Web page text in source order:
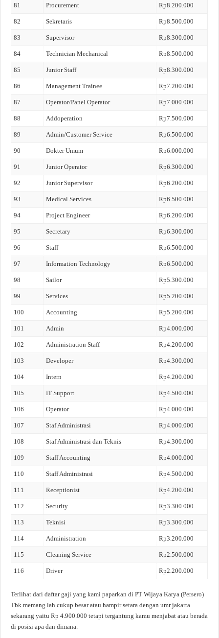
81 Procurement Rp8.200.000
82 Sekretaris Rp8.500.000
83 Supervisor Rp8.300.000
84 Technician Mechanical Rp8.500.000
85 Junior Staff Rp8.300.000
86 Management Trainee Rp7.200.000
87 Operator/Panel Operator Rp7.000.000
88 Addoperation Rp7.500.000
89 Admin/Customer Service Rp6.500.000
90 Dokter Umum Rp6.000.000
91 Junior Operator Rp6.300.000
92 Junior Supervisor Rp6.200.000
93 Medical Services Rp6.500.000
94 Project Engineer Rp6.200.000
95 Secretary Rp6.300.000
96 Staff Rp6.500.000
97 Information Technology Rp6.500.000
98 Sailor Rp5.300.000
99 Services Rp5.200.000
100 Accounting Rp5.200.000
101 Admin Rp4.000.000
102 Administration Staff Rp4.200.000
103 Developer Rp4.300.000
104 Intern Rp4.200.000
105 IT Support Rp4.500.000
106 Operator Rp4.000.000
107 Staf Administrasi Rp4.000.000
108 Staf Administrasi dan Teknis Rp4.300.000
109 Staff Accounting Rp4.000.000
110 Staff Administrasi Rp4.500.000
111 Receptionist Rp4.200.000
112 Security Rp3.300.000
113 Teknisi Rp3.300.000
114 Administration Rp3.200.000
115 Cleaning Service Rp2.500.000
116 Driver Rp2.200.000
Terlihat dari daftar gaji yang kami paparkan di PT Wijaya Karya (Persero)
Tbk memang lah cukup besar atau hampir setara dengan umr jakarta
sekarang yaitu Rp 4.900.000 tetapi tergantung kamu menjabat atau berada
di posisi apa dan dimana.